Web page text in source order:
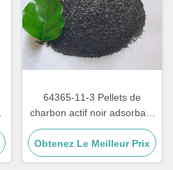
64365-11-3 Pellets de
charbon actif noir adsorbant
pour la purification des gaz
Obtenez Le Meilleur Prix